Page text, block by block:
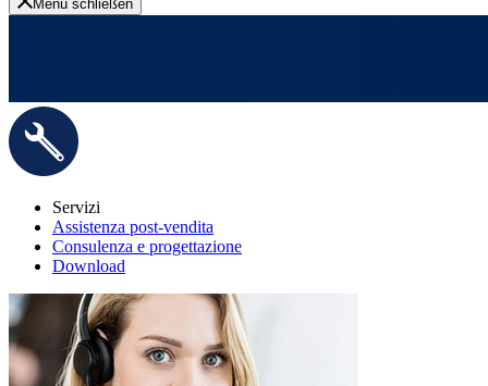
Menü schließen
Servizi
Assistenza post-vendita
Consulenza e progettazione
Download